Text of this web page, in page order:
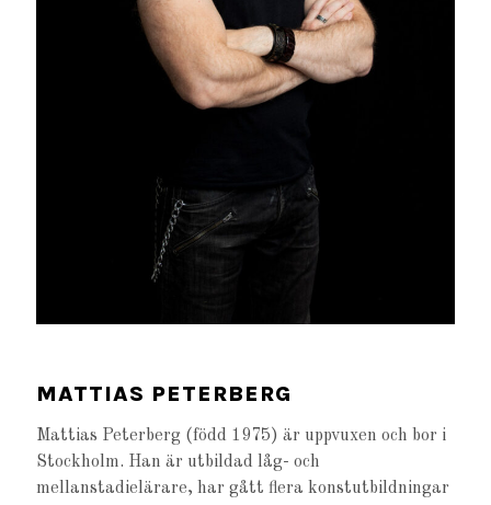
MATTIAS PETERBERG
Mattias Peterberg (född 1975) är uppvuxen och bor i
Stockholm. Han är utbildad låg- och
mellanstadielärare, har gått flera konstutbildningar